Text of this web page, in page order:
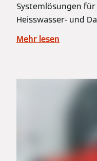
Systemlösungen
Heisswasser- und
Mehr lesen